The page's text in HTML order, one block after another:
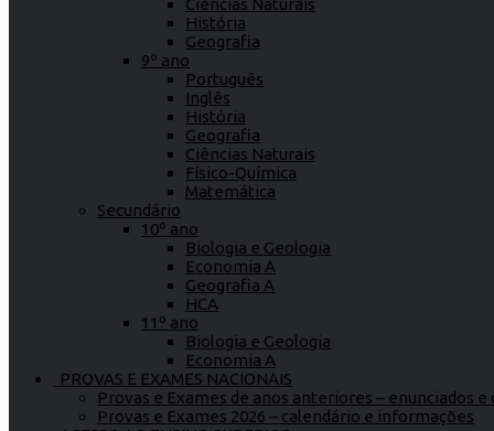
Ciências Naturais
História
Geografia
9º ano
Português
Inglês
História
Geografia
Ciências Naturais
Físico-Química
Matemática
Secundário
10º ano
Biologia e Geologia
Economia A
Geografia A
HCA
11º ano
Biologia e Geologia
Economia A
PROVAS E EXAMES NACIONAIS
Provas e Exames de anos anteriores – enunciados
Provas e Exames 2026 – calendário e informações